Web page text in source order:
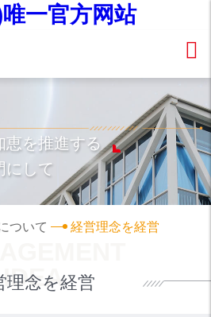
一官方网站
恵を推進する
にして
ついて 経営理念を経営
理念を経営
IDEA